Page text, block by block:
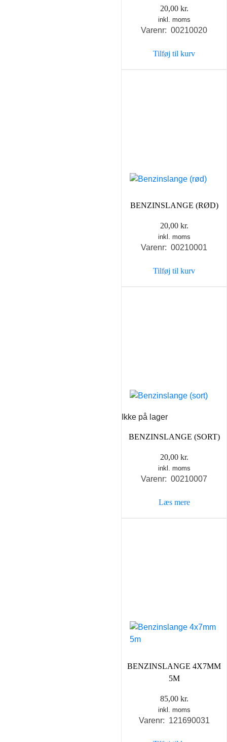
20,00 kr.
inkl. moms
Varenr: 00210020
Tilføj til kurv
BENZINSLANGE (RØD)
20,00 kr.
inkl. moms
Varenr: 00210001
Tilføj til kurv
Ikke på lager
BENZINSLANGE (SORT)
20,00 kr.
inkl. moms
Varenr: 00210007
Læs mere
BENZINSLANGE 4X7MM
5M
85,00 kr.
inkl. moms
Varenr: 121690031